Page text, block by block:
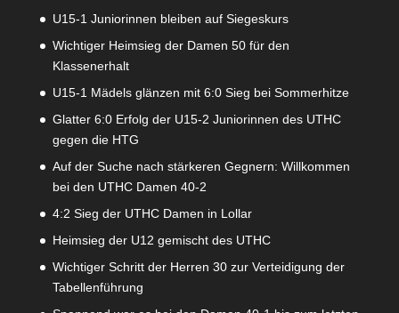
U15-1 Juniorinnen bleiben auf Siegeskurs
Wichtiger Heimsieg der Damen 50 für den
Klassenerhalt
U15-1 Mädels glänzen mit 6:0 Sieg bei Sommerhitze
Glatter 6:0 Erfolg der U15-2 Juniorinnen des UTHC
gegen die HTG
Auf der Suche nach stärkeren Gegnern: Willkommen
bei den UTHC Damen 40-2
4:2 Sieg der UTHC Damen in Lollar
Heimsieg der U12 gemischt des UTHC
Wichtiger Schritt der Herren 30 zur Verteidigung der
Tabellenführung